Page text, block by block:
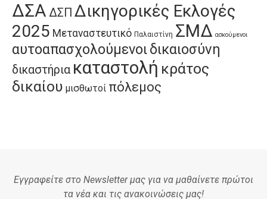
ΔΣΑ ΔΣΠ Δικηγορικές Εκλογές
2025 Μεταναστευτικό Παλαιστίνη ΣΜΔ ασκούμενοι
αυτοαπασχολούμενοιδικαιοσύνη
δικαστήρια καταστολή κράτος
δικαίου μισθωτοί πόλεμος
Εγγραφείτε στο Newsletter μας για να μαθαίνετε πρώτοι
τα νέα και τις ανακοινώσεις μας!